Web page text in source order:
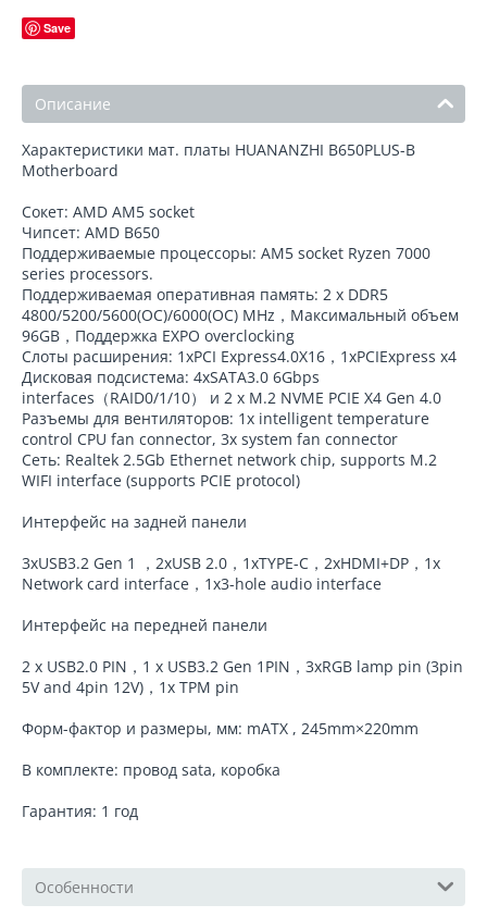
Save
Описание
Характеристики мат. платы HUANANZHI B650PLUS-B
Motherboard
Сокет: AMD AM5 socket
Чипсет: AMD B650
Поддерживаемые процессоры: AM5 socket Ryzen 7000
series processors.
Поддерживаемая оперативная память: 2 х DDR5
4800/5200/5600(OC)/6000(OC) MHz，Максимальный объем
96GB，Поддержка EXPO overclocking
Слоты расширения: 1xPCI Express4.0X16，1xPCIExpress x4
Дисковая подсистема: 4xSATA3.0 6Gbps
interfaces（RAID0/1/10） и 2 x M.2 NVME PCIE X4 Gen 4.0
Разъемы для вентиляторов: 1x intelligent temperature
control CPU fan connector, 3x system fan connector
Сеть: Realtek 2.5Gb Ethernet network chip, supports M.2
WIFI interface (supports PCIE protocol)
Интерфейс на задней панели
3xUSB3.2 Gen 1 ，2xUSB 2.0，1xTYPE-C，2xHDMI+DP，1x
Network card interface，1x3-hole audio interface
Интерфейс на передней панели
2 x USB2.0 PIN，1 x USB3.2 Gen 1PIN，3xRGB lamp pin (3pin
5V and 4pin 12V)，1x TPM pin
Форм-фактор и размеры, мм: mATX , 245mm×220mm
В комплекте: провод sata, коробка
Гарантия: 1 год
Особенности